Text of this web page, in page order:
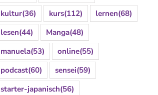
kultur(36) kurs(112) lernen(68)
lesen(44) Manga(48)
manuela(53) online(55)
podcast(60) sensei(59)
starter-japanisch(56)